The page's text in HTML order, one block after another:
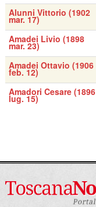
Alunni Vittorio (1902
mar. 17)
Amadei Livio (1898
mar. 23)
Amadei Ottavio (1906
feb. 12)
Amadori Cesare (1896
lug. 15)